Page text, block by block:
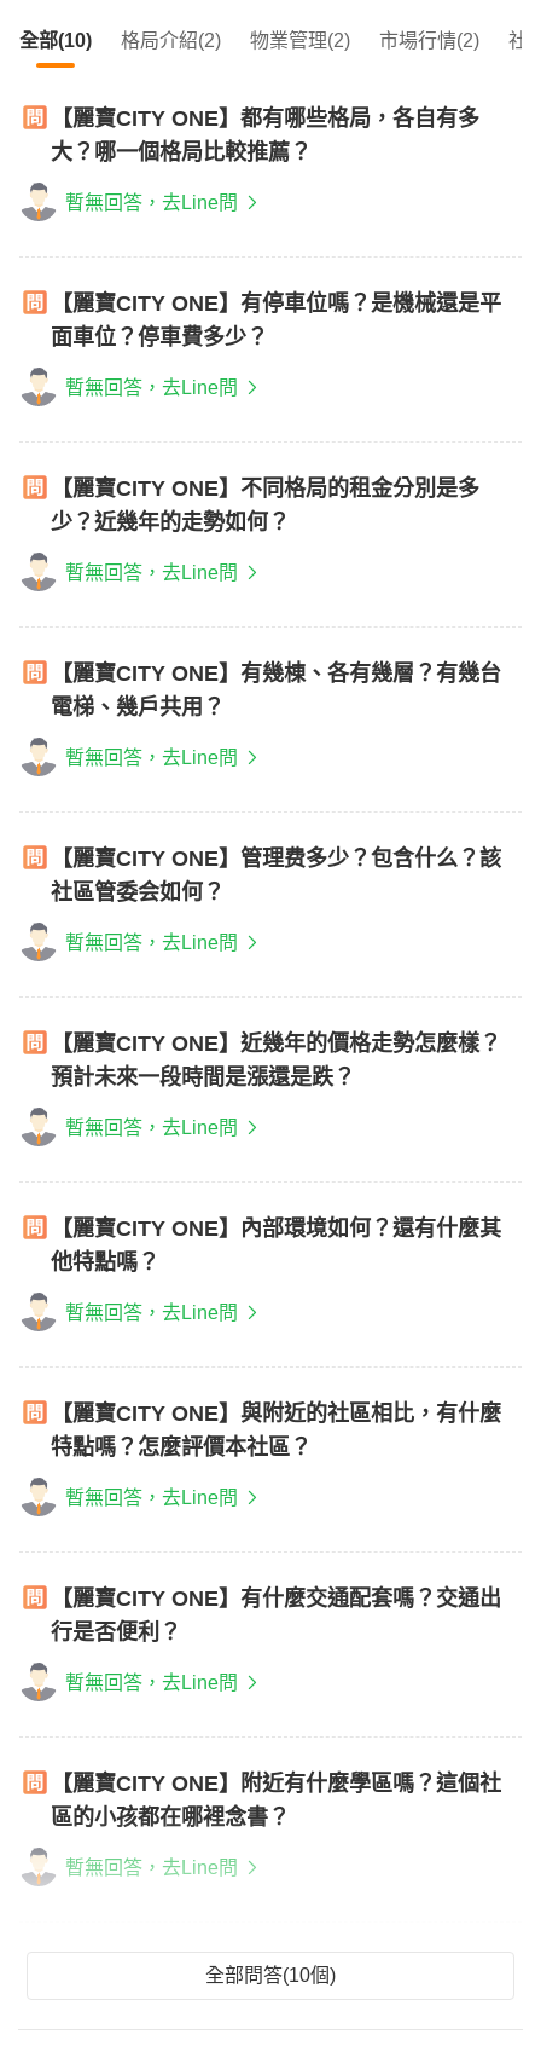
全部(10) 格局介紹(2) 物業管理(2) 市場行情(2) 社
【麗寶CITY ONE】都有哪些格局，各自有多
大？哪一個格局比較推薦？
暫無回答，去Line問
【麗寶CITY ONE】有停車位嗎？是機械還是平
面車位？停車費多少？
暫無回答，去Line問
【麗寶CITY ONE】不同格局的租金分別是多
少？近幾年的走勢如何？
暫無回答，去Line問
【麗寶CITY ONE】有幾棟、各有幾層？有幾台
電梯、幾戶共用？
暫無回答，去Line問
【麗寶CITY ONE】管理费多少？包含什么？該
社區管委会如何？
暫無回答，去Line問
【麗寶CITY ONE】近幾年的價格走勢怎麼樣？
預計未來一段時間是漲還是跌？
暫無回答，去Line問
【麗寶CITY ONE】內部環境如何？還有什麼其
他特點嗎？
暫無回答，去Line問
【麗寶CITY ONE】與附近的社區相比，有什麼
特點嗎？怎麼評價本社區？
暫無回答，去Line問
【麗寶CITY ONE】有什麼交通配套嗎？交通出
行是否便利？
暫無回答，去Line問
【麗寶CITY ONE】附近有什麼學區嗎？這個社
區的小孩都在哪裡念書？
暫無回答，去Line問
全部問答(10個)